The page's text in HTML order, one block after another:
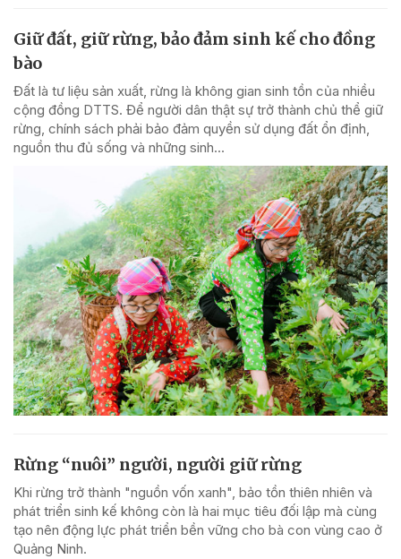
Giữ đất, giữ rừng, bảo đảm sinh kế cho đồng
bào
Đất là tư liệu sản xuất, rừng là không gian sinh tồn của nhiều
cộng đồng DTTS. Để người dân thật sự trở thành chủ thể giữ
rừng, chính sách phải bảo đảm quyền sử dụng đất ổn định,
nguồn thu đủ sống và những sinh...
Rừng “nuôi” người, người giữ rừng
Khi rừng trở thành "nguồn vốn xanh", bảo tồn thiên nhiên và
phát triển sinh kế không còn là hai mục tiêu đối lập mà cùng
tạo nên động lực phát triển bền vững cho bà con vùng cao ở
Quảng Ninh.